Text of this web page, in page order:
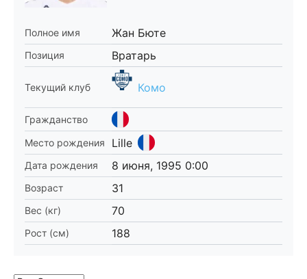
Полное имя Жан Бюте
Позиция Вратарь
Текущий клуб Комо
Гражданство
Место рождения
Lille
Дата рождения 8 июня, 1995 0:00
Возраст 31
Вес (кг) 70
Рост (см) 188